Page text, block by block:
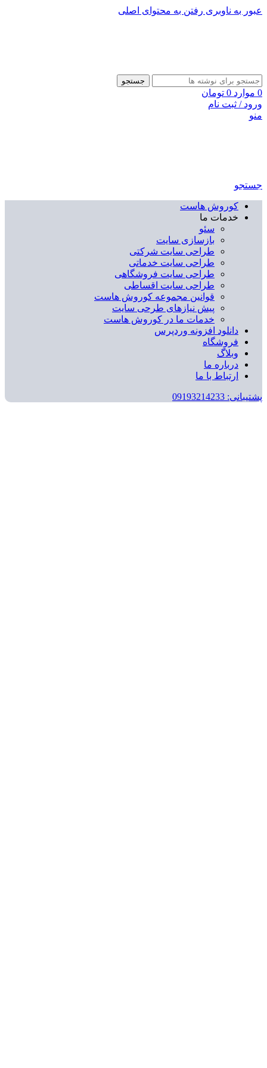
عبور به ناوبری رفتن به محتوای اصلی
جستجو
0 موارد 0 تومان
ورود / ثبت نام
منو
جستجو
کوروش هاست
خدمات ما
سئو
بازسازی سایت
طراحی سایت شرکتی
طراحی سایت خدماتی
طراحی سایت فروشگاهی
طراحی سایت اقساطی
قوانین مجموعه کوروش هاست
پیش نیازهای طرحی سایت
خدمات ما در کوروش هاست
دانلود افزونه وردپرس
فروشگاه
وبلاگ
درباره ما
ارتباط با ما
پشتیبانی: 09193214233